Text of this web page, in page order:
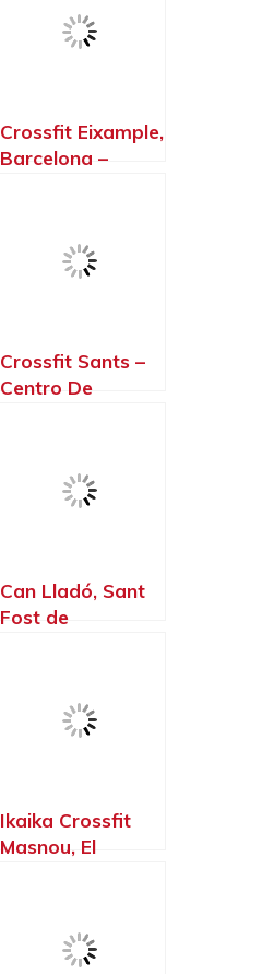
Crossfit Eixample,
Barcelona –
Crossfit Sants –
Centro De
Can Lladó, Sant
Fost de
Ikaika Crossfit
Masnou, El